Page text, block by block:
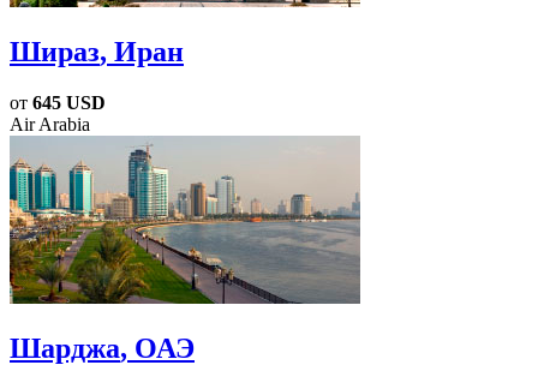
Шираз, Иран
от 645 USD
Air Arabia
Шарджа, ОАЭ